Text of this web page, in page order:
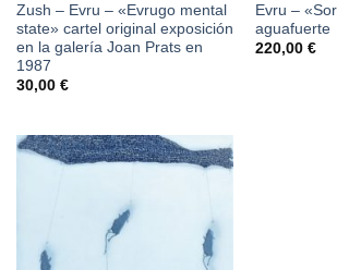
Zush – Evru – «Evrugo mental
state» cartel original exposición
en la galería Joan Prats en
1987
30,00 €
Evru –
aguafuerte
220,00 €